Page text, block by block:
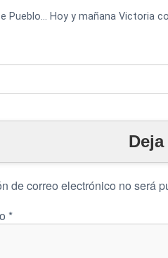
Hoy y mañana Victoria
de correo electrónico no será
*